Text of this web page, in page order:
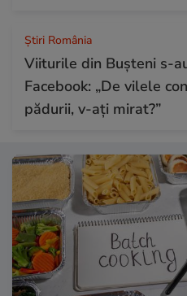
Știri România
Viiturile din Bușteni s-
Facebook: „De vilele
pădurii, v-ați mirat?”